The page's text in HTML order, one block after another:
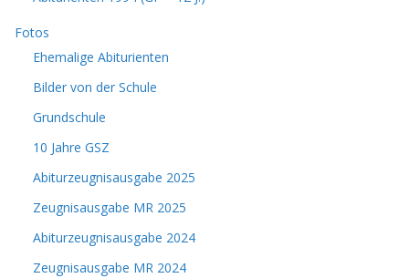
Fotos
Ehemalige Abiturienten
Bilder von der Schule
Grundschule
10 Jahre GSZ
Abiturzeugnisausgabe 2025
Zeugnisausgabe MR 2025
Abiturzeugnisausgabe 2024
Zeugnisausgabe MR 2024